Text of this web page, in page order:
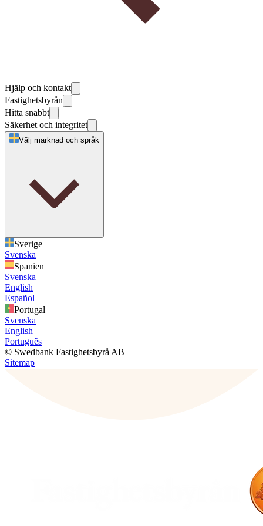
Hjälp och kontakt
Fastighetsbyrån
Hitta snabbt
Säkerhet och integritet
Välj marknad och språk
Sverige
Svenska
Spanien
Svenska
English
Español
Portugal
Svenska
English
Português
© Swedbank Fastighetsbyrå AB
Sitemap